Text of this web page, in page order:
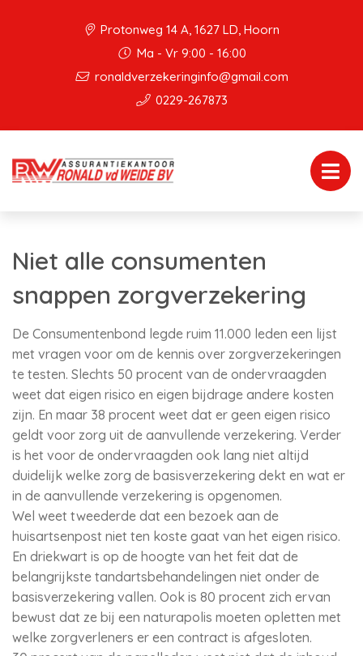
Protonweg 14 A, 1627 LD, Hoorn
Ma - Vr 9:00 - 16:00
ronaldverzekeringinfo@gmail.com
0229-267873
Niet alle consumenten
snappen zorgverzekering
De Consumentenbond legde ruim 11.000 leden een lijst
met vragen voor om de kennis over zorgverzekeringen
te testen. Slechts 50 procent van de ondervraagden
weet dat eigen risico en eigen bijdrage andere kosten
zijn. En maar 38 procent weet dat er geen eigen risico
geldt voor zorg uit de aanvullende verzekering. Verder
is het voor de ondervraagden ook lang niet altijd
duidelijk welke zorg de basisverzekering dekt en wat er
in de aanvullende verzekering is opgenomen.
Wel weet tweederde dat een bezoek aan de
huisartsenpost niet ten koste gaat van het eigen risico.
En driekwart is op de hoogte van het feit dat de
belangrijkste tandartsbehandelingen niet onder de
basisverzekering vallen. Ook is 80 procent zich ervan
bewust dat ze bij een naturapolis moeten opletten met
welke zorgverleners er een contract is afgesloten.